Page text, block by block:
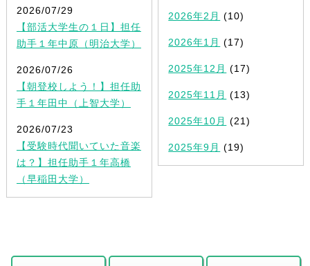
2026/07/29
【部活大学生の１日】担任
助手１年中原（明治大学）
2026/07/26
【朝登校しよう！】担任助
手１年田中（上智大学）
2026/07/23
【受験時代聞いていた音楽
は？】担任助手１年高橋
（早稲田大学）
2026年2月 (10)
2026年1月 (17)
2025年12月 (17)
2025年11月 (13)
2025年10月 (21)
2025年9月 (19)